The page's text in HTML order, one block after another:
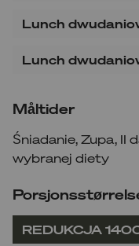
Lunch
Lunch
Måltider
Śniadanie,Zupa, II
wybranej diety
REDUKCJA